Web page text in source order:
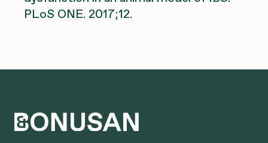
PLoS ONE. 2017;12.